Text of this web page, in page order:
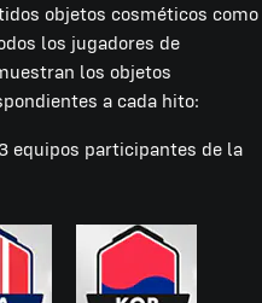
objetos cosméticos como
los jugadores de
los objetos
a cada hito:
equipos participantes de la